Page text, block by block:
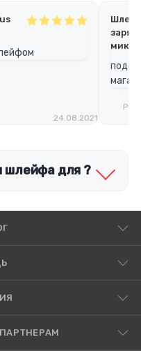
24.08.2021
шлейфа для ?